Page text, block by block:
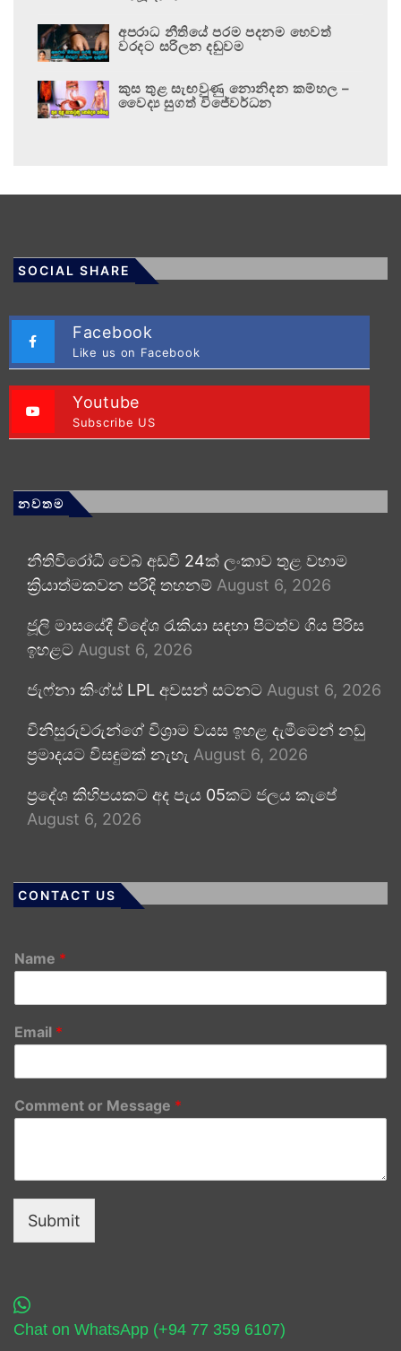
අපරාධ නීතියේ පරම පදනම හෙවත්
වරදට සරිලන දඬුවම
කුස තුළ සැඟවුණු නොනිදන කම්හල –
වෛද්‍ය සුගත් විජේවර්ධන
SOCIAL SHARE
Facebook
Like us on Facebook
Youtube
Subscribe US
නවතම
නීතිවිරෝධී වෙබ් අඩවි 24ක් ලංකාව තුළ වහාම
ක්‍රියාත්මකවන පරිදි තහනම් August 6, 2026
ජූලි මාසයේදී විදේශ රැකියා සඳහා පිටත්ව ගිය පිරිස
ඉහළට August 6, 2026
ජැෆ්නා කිංග්ස් LPL අවසන් සටනට August 6, 2026
විනිසුරුවරුන්ගේ විශ්‍රාම වයස ඉහළ දැමීමෙන් නඩු
ප්‍රමාදයට විසඳුමක් නැහැ August 6, 2026
ප්‍රදේශ කිහිපයකට අද පැය 05කට ජලය කැපේ
August 6, 2026
CONTACT US
Name *
Email *
Comment or Message *
Submit
Chat on WhatsApp (+94 77 359 6107)